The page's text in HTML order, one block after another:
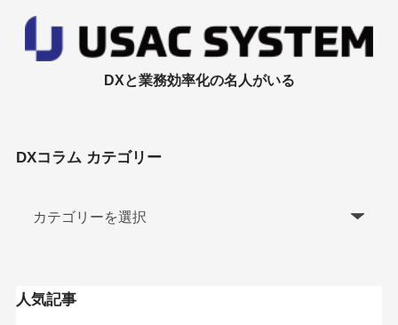
DXと業務効率化の名人がいる
DXコラム カテゴリー
人気記事